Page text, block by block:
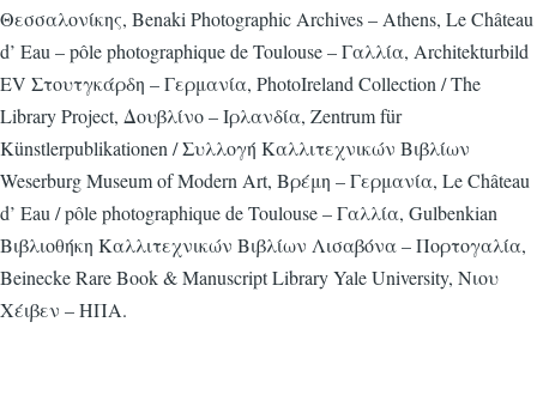
Θεσσαλονίκης, Benaki Photographic Archives – Athens, Le Château
d’ Eau – pôle photographique de Toulouse – Γαλλία, Architekturbild
EV Στουτγκάρδη – Γερμανία, PhotoIreland Collection / The
Library Project, Δουβλίνο – Ιρλανδία, Zentrum für
Künstlerpublikationen / Συλλογή Καλλιτεχνικών Βιβλίων
Weserburg Museum of Modern Art, Βρέμη – Γερμανία, Le Château
d’ Eau / pôle photographique de Toulouse – Γαλλία, Gulbenkian
Βιβλιοθήκη Καλλιτεχνικών Βιβλίων Λισαβόνα – Πορτογαλία,
Beinecke Rare Book & Manuscript Library Yale University, Νιου
Χέιβεν – ΗΠΑ.